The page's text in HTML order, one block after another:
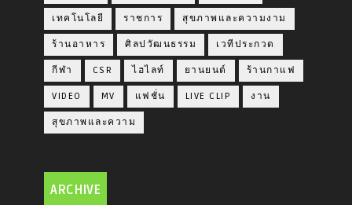
เทคโนโลยี ราชการ สุขภาพและความงาม
ร้านอาหาร ศิลปวัฒนธรรม เวทีประกวด
กีฬา CSR ไฮไลท์ ยานยนต์ ร้านกาแฟ
VIDEO MV แฟชั่น LIVE CLIP งาน
สุขภาพและความ
ARCHIVE